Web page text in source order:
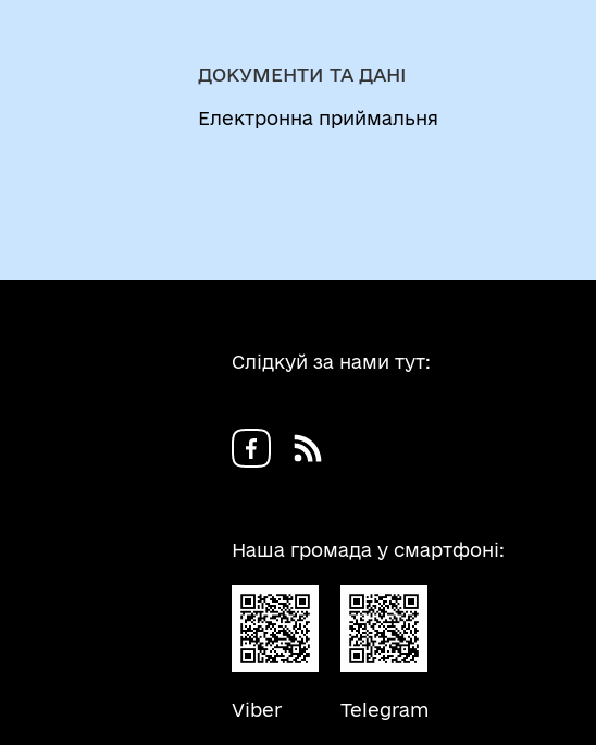
ДОКУМЕНТИ ТА ДАНІ
Електронна приймальня
Слідкуй за нами тут:
Наша громада у смартфоні:
Viber Telegram